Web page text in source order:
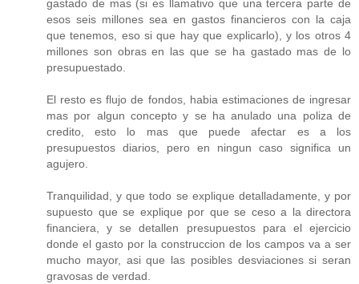
gastado de mas (si es llamativo que una tercera parte de
esos seis millones sea en gastos financieros con la caja
que tenemos, eso si que hay que explicarlo), y los otros 4
millones son obras en las que se ha gastado mas de lo
presupuestado.
El resto es flujo de fondos, habia estimaciones de ingresar
mas por algun concepto y se ha anulado una poliza de
credito, esto lo mas que puede afectar es a los
presupuestos diarios, pero en ningun caso significa un
agujero.
Tranquilidad, y que todo se explique detalladamente, y por
supuesto que se explique por que se ceso a la directora
financiera, y se detallen presupuestos para el ejercicio
donde el gasto por la construccion de los campos va a ser
mucho mayor, asi que las posibles desviaciones si seran
gravosas de verdad.